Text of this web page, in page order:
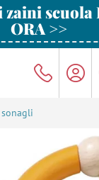
zaini scuola
ORA >>